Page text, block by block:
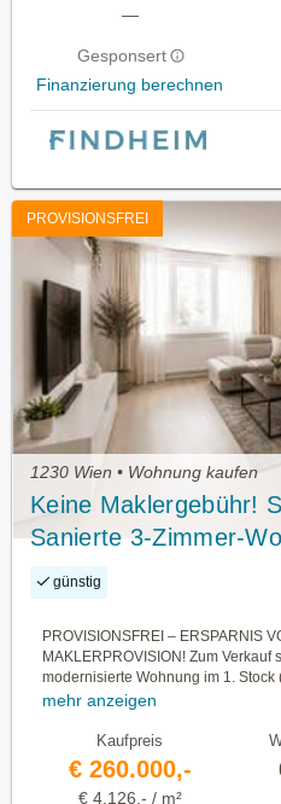
—
Gesponsert
Finanzierung berechnen
PROVISIONSFREI
1230 Wien • Wohnung kaufen
Keine Maklergebühr!
Sanierte 3-Zimmer-
günstig
PROVISIONSFREI – ERSPARNIS
MAKLERPROVISION! Zum Verkauf
modernisierte Wohnung im 1.
mehr anzeigen
Kaufpreis
€ 260.000,-
€ 4.126,- / m²